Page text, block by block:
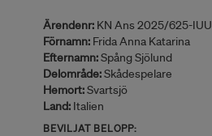
Ärendenr: KN Ans 2025/625-IUU
Förnamn: Frida Anna Katarina
Efternamn:Spång Sjölund
Delområde:Skådespelare
Hemort:Svartsjö
Land: Italien
BEVILJAT BELOPP: